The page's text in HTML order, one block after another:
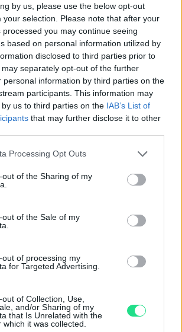
by us, please use the below opt-out
your selection. Please note that after your
you may continue seeing
based on personal information utilized by
disclosed to third parties prior to
separately opt-out of the further
personal information by third parties on the
participants. This information may
us to third parties on the IAB’s List of
that may further disclose it to other
website/app uses one or more Google
visit or usage behaviour. You may click to
to Google and its third-party tags to
specified purposes in below Google
Processing Opt Outs
out of the Sharing of my
out of the Sale of my
out of processing my
for Targeted Advertising.
of Collection, Use,
and/or Sharing of my
that Is Unrelated with the
it was collected.
Google
408 reviews
di assistenza.
entro 28 giorni.
per ordini superiori a 150 euro.
consultate la nostra
per richiedere maggiori